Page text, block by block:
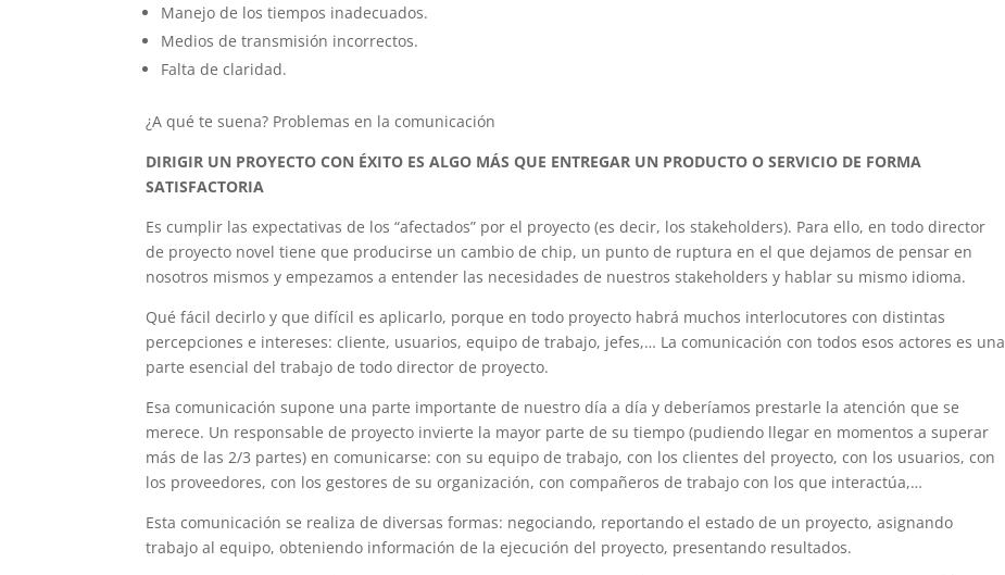
Manejo de los tiempos inadecuados.
Medios de transmisión incorrectos.
Falta de claridad.
¿A qué te suena? Problemas en la comunicación
DIRIGIR UN PROYECTO CON ÉXITO ES ALGO MÁS QUE ENTREGAR UN PRODUCTO O SERVICIO DE FORMA
SATISFACTORIA
Es cumplir las expectativas de los “afectados” por el proyecto (es decir, los stakeholders). Para ello, en todo director
de proyecto novel tiene que producirse un cambio de chip, un punto de ruptura en el que dejamos de pensar en
nosotros mismos y empezamos a entender las necesidades de nuestros stakeholders y hablar su mismo idioma.
Qué fácil decirlo y que difícil es aplicarlo, porque en todo proyecto habrá muchos interlocutores con distintas
percepciones e intereses: cliente, usuarios, equipo de trabajo, jefes,… La comunicación con todos esos actores es una
parte esencial del trabajo de todo director de proyecto.
Esa comunicación supone una parte importante de nuestro día a día y deberíamos prestarle la atención que se
merece. Un responsable de proyecto invierte la mayor parte de su tiempo (pudiendo llegar en momentos a superar
más de las 2/3 partes) en comunicarse: con su equipo de trabajo, con los clientes del proyecto, con los usuarios, con
los proveedores, con los gestores de su organización, con compañeros de trabajo con los que interactúa,…
Esta comunicación se realiza de diversas formas: negociando, reportando el estado de un proyecto, asignando
trabajo al equipo, obteniendo información de la ejecución del proyecto, presentando resultados.